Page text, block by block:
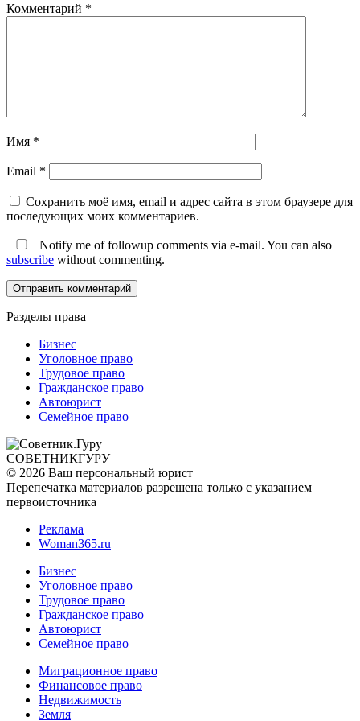
Комментарий *
Имя *
Email *
Сохранить моё имя, email и адрес сайта в этом браузере для
последующих моих комментариев.
Notify me of followup comments via e-mail. You can also
subscribe without commenting.
Разделы права
Бизнес
Уголовное право
Трудовое право
Гражданское право
Автоюрист
Семейное право
СОВЕТНИКГУРУ
© 2026 Ваш персональный юрист
Перепечатка материалов разрешена только с указанием
первоисточника
Реклама
Woman365.ru
Бизнес
Уголовное право
Трудовое право
Гражданское право
Автоюрист
Семейное право
Миграционное право
Финансовое право
Недвижимость
Земля